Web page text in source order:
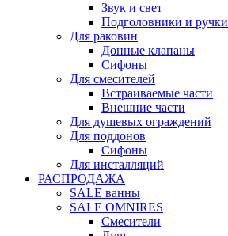
Звук и свет
Подголовники и ручки
Для раковин
Донные клапаны
Сифоны
Для смесителей
Встраиваемые части
Внешние части
Для душевых ограждений
Для поддонов
Сифоны
Для инсталляций
РАСПРОДАЖА
SALE ванны
SALE OMNIRES
Смесители